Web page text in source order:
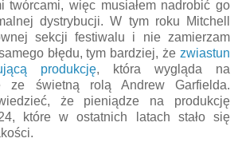
twórcami, więc musiałem nadrobić go
dystrybucji. W tym roku Mitchell
sekcji festiwalu i nie zamierzam
błędu, tym bardziej, że zwiastun
produkcję, która wygląda na
ze świetną rolą Andrew Garfielda.
że pieniądze na produkcję
które w ostatnich latach stało się